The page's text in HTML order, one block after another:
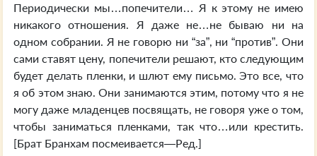
Периодически мы…попечители… Я к этому не имею
никакого отношения. Я даже не…не бываю ни на
одном собрании. Я не говорю ни “за”, ни “против”. Они
сами ставят цену, попечители решают, кто следующим
будет делать пленки, и шлют ему письмо. Это все, что
я об этом знаю. Они занимаются этим, потому что я не
могу даже младенцев посвящать, не говоря уже о том,
чтобы заниматься пленками, так что…или крестить.
[Брат Бранхам посмеивается—Ред.]